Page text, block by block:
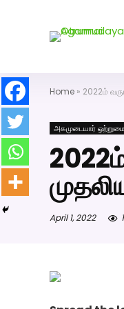
Home » 2022ம்
அகமுடையார் ஒற்றுமை
April 1, 2022
அகமுடையார்